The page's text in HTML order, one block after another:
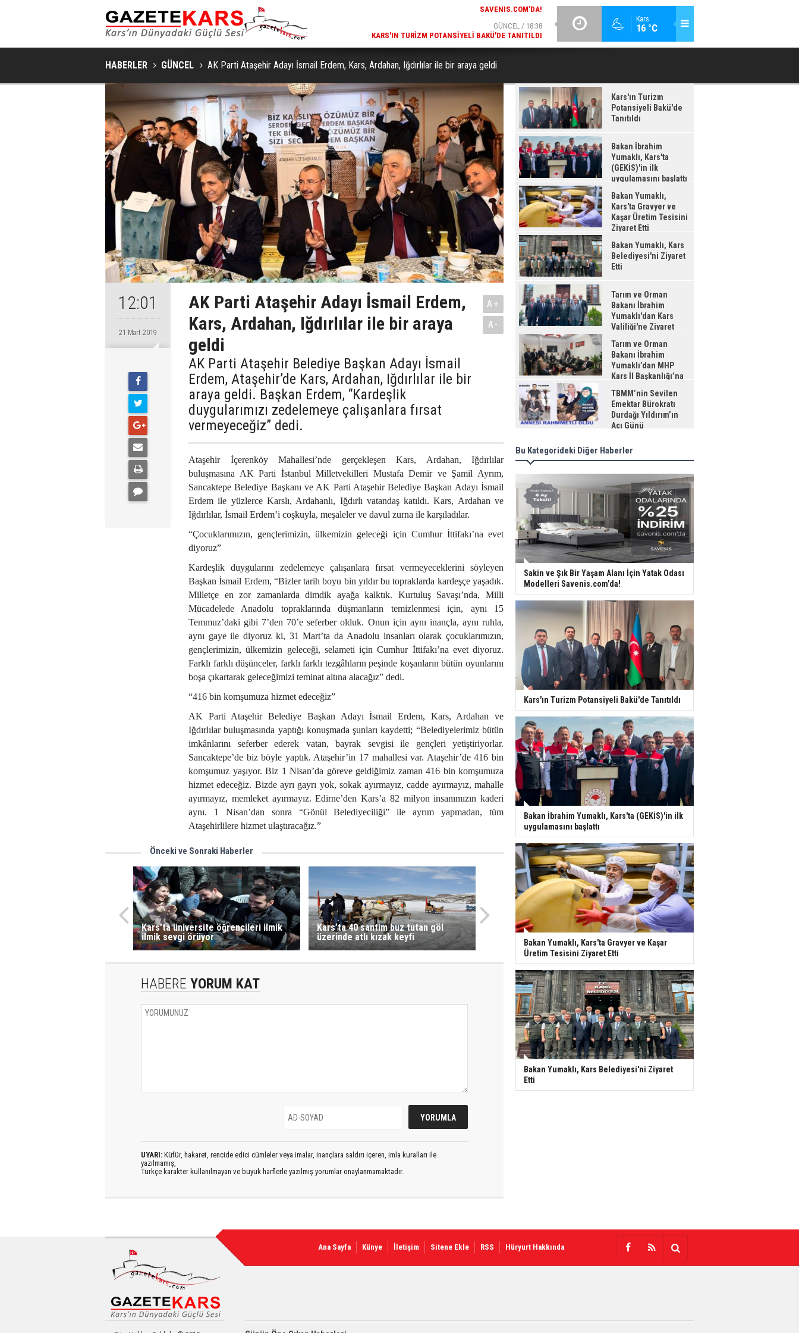
Kars
16 °C
SAKIN VE ŞIK BIR YAŞAM ALANI İÇIN YATAK ODASI MODELLERI
SAVENIS.COM’DA!
KARS'IN TURIZM POTANSIYELI BAKÜ'DE TANITILDI
BAKAN İBRAHIM YUMAKLI, KARS'TA (GEKİS)'IN ILK
HABERLER GÜNCEL AK Parti Ataşehir Adayı İsmail Erdem, Kars, Ardahan, Iğdırlılar ile bir araya geldi
12:01
21 Mart 2019
AK Parti Ataşehir Adayı İsmail Erdem,
Kars, Ardahan, Iğdırlılar ile bir araya
geldi
AK Parti Ataşehir Belediye Başkan Adayı İsmail
Erdem, Ataşehir’de Kars, Ardahan, Iğdırlılar ile bir
araya geldi. Başkan Erdem, “Kardeşlik
duygularımızı zedelemeye çalışanlara fırsat
vermeyeceğiz” dedi.
A+
A-
Ataşehir İçerenköy Mahallesi’nde gerçekleşen Kars, Ardahan, Iğdırlılar
buluşmasına AK Parti İstanbul Milletvekilleri Mustafa Demir ve Şamil Ayrım,
Sancaktepe Belediye Başkanı ve AK Parti Ataşehir Belediye Başkan Adayı İsmail
Erdem ile yüzlerce Karslı, Ardahanlı, Iğdırlı vatandaş katıldı. Kars, Ardahan ve
Iğdırlılar, İsmail Erdem’i coşkuyla, meşaleler ve davul zurna ile karşıladılar.
“Çocuklarımızın, gençlerimizin, ülkemizin geleceği için Cumhur İttifakı’na evet
diyoruz”
Kardeşlik duygularını zedelemeye çalışanlara fırsat vermeyeceklerini söyleyen
Başkan İsmail Erdem, “Bizler tarih boyu bin yıldır bu topraklarda kardeşçe yaşadık.
Milletçe en zor zamanlarda dimdik ayağa kalktık. Kurtuluş Savaşı’nda, Milli
Mücadelede Anadolu topraklarında düşmanların temizlenmesi için, aynı 15
Temmuz’daki gibi 7’den 70’e seferber olduk. Onun için aynı inançla, aynı ruhla,
aynı gaye ile diyoruz ki, 31 Mart’ta da Anadolu insanları olarak çocuklarımızın,
gençlerimizin, ülkemizin geleceği, selameti için Cumhur İttifakı’na evet diyoruz.
Farklı farklı düşünceler, farklı farklı tezgâhların peşinde koşanların bütün oyunlarını
boşa çıkartarak geleceğimizi teminat altına alacağız” dedi.
“416 bin komşumuza hizmet edeceğiz”
AK Parti Ataşehir Belediye Başkan Adayı İsmail Erdem, Kars, Ardahan ve
Iğdırlılar buluşmasında yaptığı konuşmada şunları kaydetti; “Belediyelerimiz bütün
imkânlarını seferber ederek vatan, bayrak sevgisi ile gençleri yetiştiriyorlar.
Sancaktepe’de biz böyle yaptık. Ataşehir’in 17 mahallesi var. Ataşehir’de 416 bin
komşumuz yaşıyor. Biz 1 Nisan’da göreve geldiğimiz zaman 416 bin komşumuza
hizmet edeceğiz. Bizde ayrı gayrı yok, sokak ayırmayız, cadde ayırmayız, mahalle
ayırmayız, memleket ayırmayız. Edirne’den Kars’a 82 milyon insanımızın kaderi
aynı. 1 Nisan’dan sonra “Gönül Belediyeciliği” ile ayrım yapmadan, tüm
Ataşehirlilere hizmet ulaştıracağız.”
Önceki ve Sonraki Haberler
Kars’ta üniversite öğrencileri ilmik
ilmik sevgi örüyor
Kars’ta 40 santim buz tutan göl
üzerinde atlı kızak keyfi
HABERE YORUM KAT
UYARI: Küfür, hakaret, rencide edici cümleler veya imalar, inançlara saldırı içeren, imla kuralları ile
yazılmamış,
Türkçe karakter kullanılmayan ve büyük harflerle yazılmış yorumlar onaylanmamaktadır.
Kars'ın Turizm
Potansiyeli Bakü'de
Tanıtıldı
Bakan İbrahim
Yumaklı, Kars'ta
(GEKİS)'in ilk
uygulamasını başlattı
Bakan Yumaklı,
Kars'ta Gravyer ve
Kaşar Üretim Tesisini
Ziyaret Etti
Bakan Yumaklı, Kars
Belediyesi'ni Ziyaret
Etti
Tarım ve Orman
Bakanı İbrahim
Yumaklı'dan Kars
Valiliği'ne Ziyaret
Tarım ve Orman
Bakanı İbrahim
Yumaklı’dan MHP
Kars İl Başkanlığı’na
Ziyaret
TBMM’nin Sevilen
Emektar Bürokratı
Durdağı Yıldırım’ın
Acı Günü
Bu Kategorideki Diğer Haberler
Sakin ve Şık Bir Yaşam Alanı İçin Yatak Odası
Modelleri Savenis.com’da!
Kars'ın Turizm Potansiyeli Bakü'de Tanıtıldı
Bakan İbrahim Yumaklı, Kars'ta (GEKİS)'in ilk
uygulamasını başlattı
Bakan Yumaklı, Kars'ta Gravyer ve Kaşar
Üretim Tesisini Ziyaret Etti
Bakan Yumaklı, Kars Belediyesi'ni Ziyaret
Etti
Ana Sayfa Künye İletişim Sitene Ekle RSS Hüryurt Hakkında